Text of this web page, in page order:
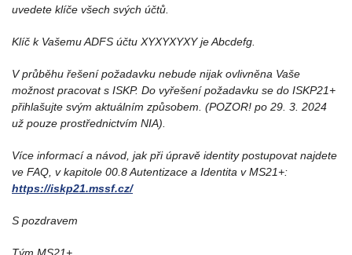
uvedete klíče všech svých účtů.
Klíč k Vašemu ADFS účtu XYXYXYXY je Abcdefg.
V průběhu řešení požadavku nebude nijak ovlivněna Vaše
možnost pracovat s ISKP. Do vyřešení požadavku se do ISKP21+
přihlašujte svým aktuálním způsobem. (POZOR! po 29. 3. 2024
už pouze prostřednictvím NIA).
Více informací a návod, jak při úpravě identity postupovat najdete
ve FAQ, v kapitole 00.8 Autentizace a Identita v MS21+:
https://iskp21.mssf.cz/
S pozdravem